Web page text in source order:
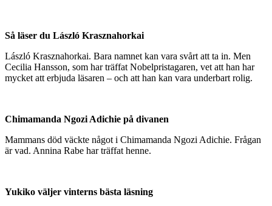
Så läser du László Krasznahorkai
László Krasznahorkai. Bara namnet kan vara svårt att ta in. Men
Cecilia Hansson, som har träffat Nobelpristagaren, vet att han har
mycket att erbjuda läsaren – och att han kan vara underbart rolig.
Chimamanda Ngozi Adichie på divanen
Mammans död väckte något i Chimamanda Ngozi Adichie. Frågan
är vad. Annina Rabe har träffat henne.
Yukiko väljer vinterns bästa läsning